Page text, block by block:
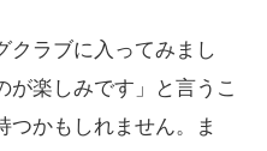
クラブに入ってみまし
が楽しみです」と言うこ
つかもしれません。ま